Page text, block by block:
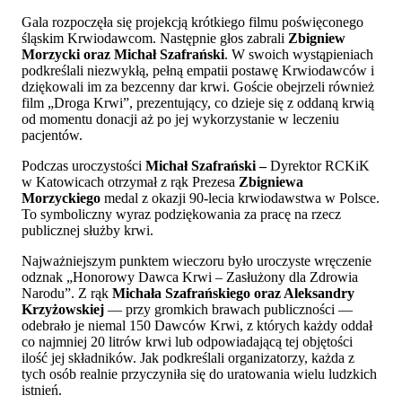
Gala rozpoczęła się projekcją krótkiego filmu poświęconego
śląskim Krwiodawcom. Następnie głos zabrali Zbigniew
Morzycki oraz Michał Szafrański. W swoich wystąpieniach
podkreślali niezwykłą, pełną empatii postawę Krwiodawców i
dziękowali im za bezcenny dar krwi. Goście obejrzeli również
film „Droga Krwi”, prezentujący, co dzieje się z oddaną krwią
od momentu donacji aż po jej wykorzystanie w leczeniu
pacjentów.
Podczas uroczystości Michał Szafrański –Dyrektor RCKiK
w Katowicach otrzymał z rąk Prezesa Zbigniewa
Morzyckiego medal z okazji 90-lecia krwiodawstwa w Polsce.
To symboliczny wyraz podziękowania za pracę na rzecz
publicznej służby krwi.
Najważniejszym punktem wieczoru było uroczyste wręczenie
odznak „Honorowy Dawca Krwi – Zasłużony dla Zdrowia
Narodu”. Z rąk Michała Szafrańskiego oraz Aleksandry
Krzyżowskiej — przy gromkich brawach publiczności —
odebrało je niemal 150 Dawców Krwi, z których każdy oddał
co najmniej 20 litrów krwi lub odpowiadającą tej objętości
ilość jej składników. Jak podkreślali organizatorzy, każda z
tych osób realnie przyczyniła się do uratowania wielu ludzkich
istnień.